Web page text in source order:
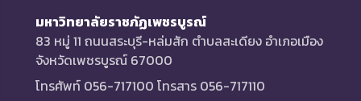
มหาวิทยาลัยราชภัฏเพชรบูรณ์
83 หมู่ 11 ถนนสระบุรี-หล่มสัก ตำบลสะเดียง อำเภอเมือง
จังหวัดเพชรบูรณ์ 67000
โทรศัพท์ 056-717100 โทรสาร 056-717110